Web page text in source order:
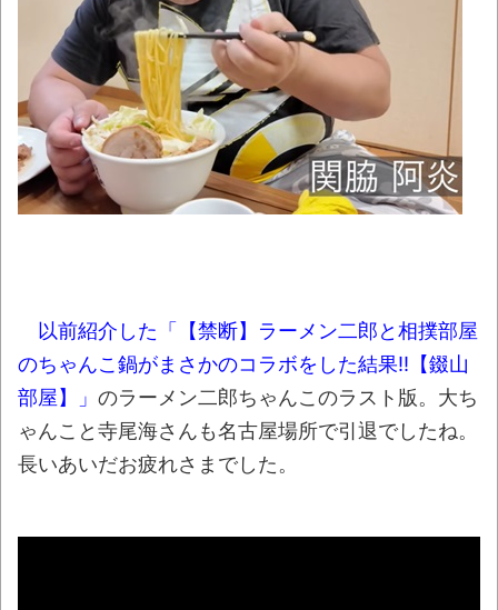
電車を待っていたら…目の前からすごい視線
を感じた
NEW!
【衝撃】京大病院で正常な脳組織を誤摘出
された50代女性、手足も動かせず自発呼吸もで
きない重篤状態に…「意識はある」NEW!
【悲報】ラッパーさん、札束披露するもネ
ット民から新社会人の初ボーナスくらいしかな
う生きていくべきかな？
【動画】これはお見事。中国重慶市で珍し
い事故が撮影される。
NEW!
まっぷたつに…日本レトロゲーム協会がゲー
ムソフトCDの劣化について問題提起 他
以前紹介した「【禁断】ラーメン二郎と相撲部屋
のちゃんこ鍋がまさかのコラボをした結果!!【錣山
部屋】」 のラーメン二郎ちゃんこのラスト版。大ち
ゃんこと寺尾海さんも名古屋場所で引退でしたね。
長いあいだお疲れさまでした。